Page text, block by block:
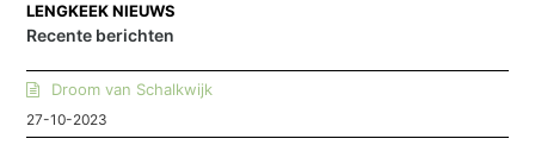
LENGKEEK NIEUWS
Recente berichten
Droom van Schalkwijk
27-10-2023